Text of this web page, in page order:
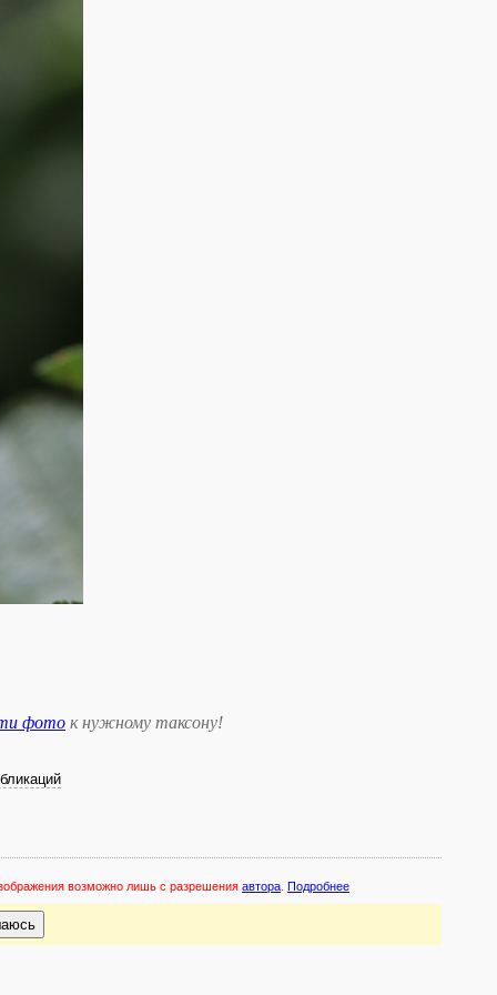
фото к нужному таксону!
возможно лишь с разрешения автора Подробнее